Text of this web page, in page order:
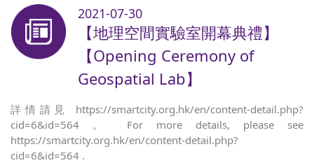
2021-07-30
【地理空間實驗室開幕典禮】
【Opening Ceremony of
Geospatial Lab】
詳情請見 https://smartcity.org.hk/en/content-detail.php?
cid=6&id=564 。 For more details, please see
https://smartcity.org.hk/en/content-detail.php?
cid=6&id=564 .